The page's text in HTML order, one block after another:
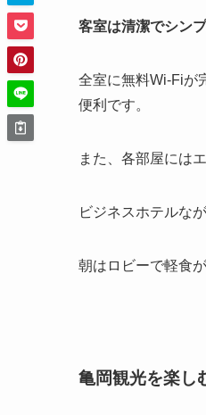
客室は清潔でシン
全室に無料Wi-Fiが
便利です。
また、各部屋には
ビジネスホテルな
朝はロビーで軽食
亀岡観光を楽し